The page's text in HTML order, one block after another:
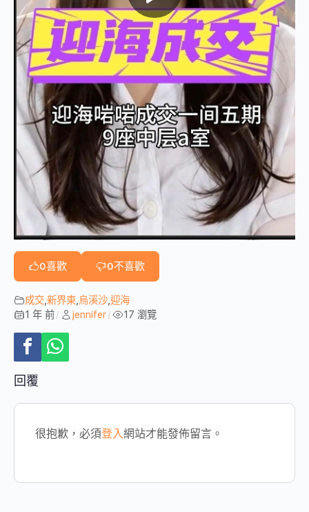
0喜歡 0不喜歡
成交 新界東 烏溪沙 迎海
1 年 前 / jennifer / 17 瀏覽
回覆
很抱歉，必須登入網站才能發佈留言。